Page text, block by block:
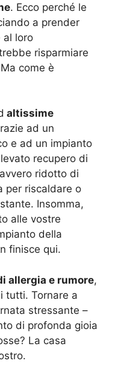
. Ecco perché le
a prender
al loro
risparmiare
come è
altissime
ad un
e ad un impianto
recupero di
ridotto di
per riscaldare o
Insomma,
alle vostre
della
finisce qui.
allergia e rumore,
tutti. Tornare a
stressante –
di profonda gioia
La casa